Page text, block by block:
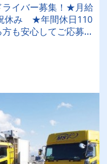
ライバー募集！★月給
休み ★年間休日110
も安心してご応募